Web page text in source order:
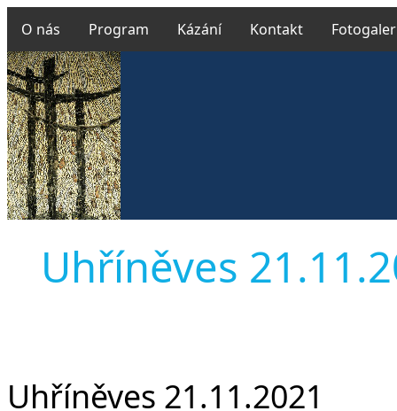
O nás Program Kázání Kontakt
Uhříněves
Uhříněves 21.11.2021